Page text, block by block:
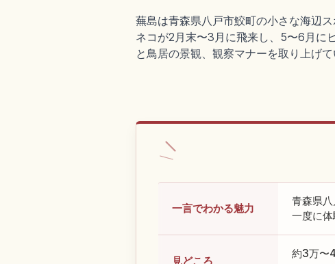
蕪島は青森県八戸市鮫町の小さな海辺
ネコが2月末〜3月に飛来し、5〜6月に
と鳥居の景観、観察マナーを取り上げて
一言でわかる魅力
青森県
一度に体
見どころ
約3万〜